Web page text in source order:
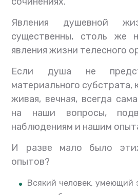
Явления душевной
существенны, столь же
явления жизни телесного
Если душа не
материального субстрата,
живая, вечная, всегда
на наши вопросы,
наблюдениям и нашим
И разве мало было
опытов?
Всякий человек, умеющий